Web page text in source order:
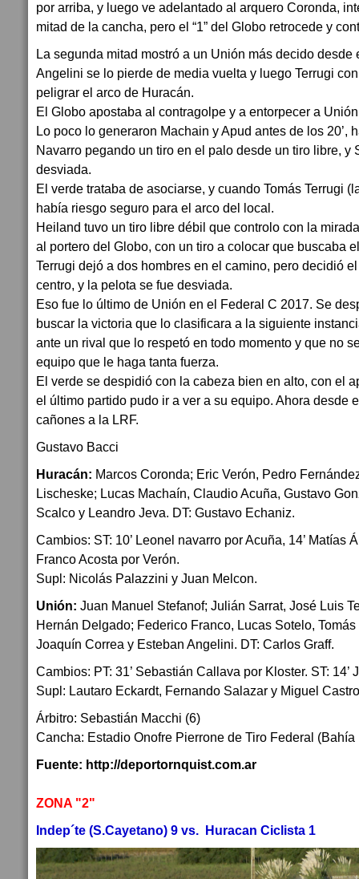
por arriba, y luego ve adelantado al arquero Coronda,
mitad de la cancha, pero el “1” del Globo retrocede y
La segunda mitad mostró a un Unión más decido desde
Angelini se lo pierde de media vuelta y luego Terrugi
peligrar el arco de Huracán.
El Globo apostaba al contragolpe y a entorpecer a
Lo poco lo generaron Machain y Apud antes de los 20’,
Navarro pegando un tiro en el palo desde un tiro libre, y
desviada.
El verde trataba de asociarse, y cuando Tomás Terrugi
había riesgo seguro para el arco del local.
Heiland tuvo un tiro libre débil que controlo con la
al portero del Globo, con un tiro a colocar que buscaba
Terrugi dejó a dos hombres en el camino, pero decidió
centro, y la pelota se fue desviada.
Eso fue lo último de Unión en el Federal C 2017. Se
buscar la victoria que lo clasificara a la siguiente
ante un rival que lo respetó en todo momento y que no
equipo que le haga tanta fuerza.
El verde se despidió con la cabeza bien en alto, con el
el último partido pudo ir a ver a su equipo. Ahora desde
cañones a la LRF.
Gustavo Bacci
Huracán: Marcos Coronda; Eric Verón, Pedro
Lischeske; Lucas Machaín, Claudio Acuña, Gustavo
Scalco y Leandro Jeva. DT: Gustavo Echaniz.
Cambios: ST: 10’ Leonel navarro por Acuña, 14’ Matías
Franco Acosta por Verón.
Supl: Nicolás Palazzini y Juan Melcon.
Unión: Juan Manuel Stefanof; Julián Sarrat, José Luis
Hernán Delgado; Federico Franco, Lucas Sotelo,
Joaquín Correa y Esteban Angelini. DT: Carlos Graff.
Cambios: PT: 31’ Sebastián Callava por Kloster. ST:
Supl: Lautaro Eckardt, Fernando Salazar y Miguel
Árbitro: Sebastián Macchi (6)
Cancha: Estadio Onofre Pierrone de Tiro Federal (Bahía
Fuente: http://deportornquist.com.ar
ZONA "2"
Indep´te (S.Cayetano) 9 vs. Huracan Ciclista 1